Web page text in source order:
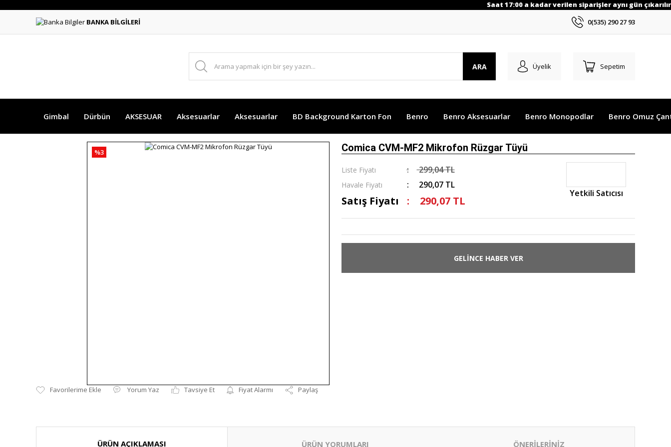
Saat 17:00 a kadar verilen siparişler aynı gün
BANKA BİLGİLERİ
0(535) 290 27 93
ARA Üyelik Sepetim
Gimbal Dürbün AKSESUAR Aksesuarlar Aksesuarlar BD Background Karton Fon Benro Benro Aksesuarlar Benro Monopodlar Benro Omuz
%3
Yorum Yaz Tavsiye Et Fiyat Alarmı Paylaş
Comica CVM-MF2 Mikrofon Rüzgar Tüyü
Liste Fiyatı 299,04 TL
Havale Fiyatı 290,07 TL
Satış Fiyatı 290,07 TL
Yetkili Satıcısı
GELİNCE HABER VER
ÜRÜN AÇIKLAMASI ÜRÜN YORUMLARI ÖNERİLERİNİZ